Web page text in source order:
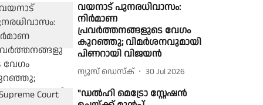
വയനാട് പുനരധിവാസം:
നിർമാണ
പ്രവർത്തനങ്ങളുടെ വേഗം
കുറഞ്ഞു; വിമർശനവുമായി
പിണറായി വിജയന്‍
ന്യൂസ് ഡെസ്ക് 30 Jul 2026
"ഡൽഹി മെട്രോ സ്റ്റേഷൻ